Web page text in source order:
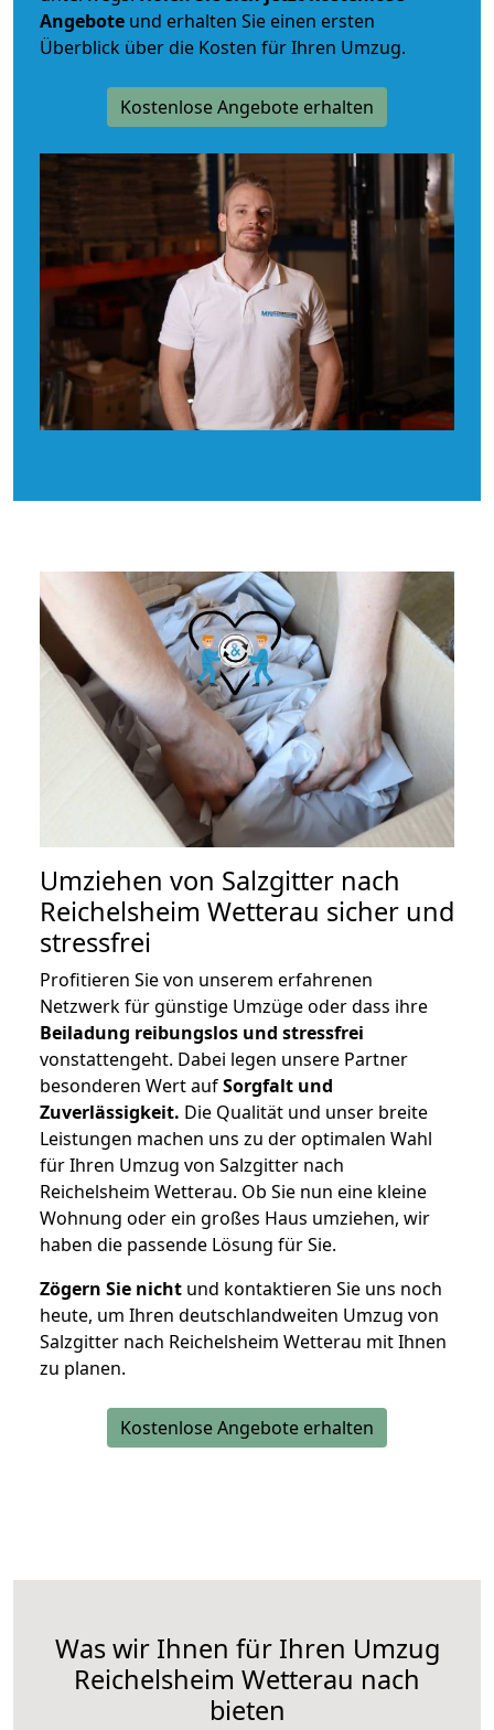
Angebote und erhalten Sie einen ersten
Überblick über die Kosten für Ihren Umzug.
Kostenlose Angebote erhalten
Umziehen von Salzgitter nach
Reichelsheim Wetterau sicher und
stressfrei
Profitieren Sie von unserem erfahrenen
Netzwerk für günstige Umzüge oder dass ihre
Beiladung reibungslos und stressfrei
vonstattengeht. Dabei legen unsere Partner
besonderen Wert aufSorgfalt und
Zuverlässigkeit. Die Qualität und unser breite
Leistungen machen uns zu der optimalen Wahl
für Ihren Umzug von Salzgitter nach
Reichelsheim Wetterau. Ob Sie nun eine kleine
Wohnung oder ein großes Haus umziehen, wir
haben die passende Lösung für Sie.
Zögern Sie nicht und kontaktieren Sie uns noch
heute, um Ihren deutschlandweiten Umzug von
Salzgitter nach Reichelsheim Wetterau mit Ihnen
zu planen.
Kostenlose Angebote erhalten
Was wir Ihnen für Ihren Umzug
Reichelsheim Wetterau nach
bieten